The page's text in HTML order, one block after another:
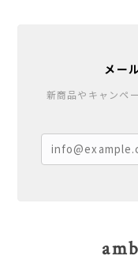
メー
新商品やキャンペ